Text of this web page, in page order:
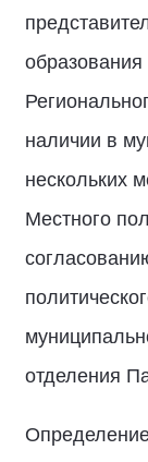
наличии в
нескольких
Местного
отделения